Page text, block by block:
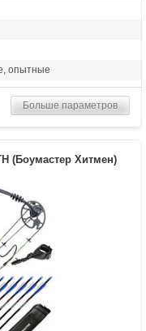
опытные
6061-Т6, блоки -
Т6, модули - пластик,
BCY-X
охота
Больше параметров
(Боумастер Хитмен)